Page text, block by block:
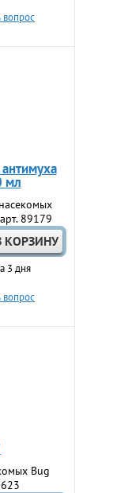
вопрос
мл
89179
3 дня
вопрос
Bug